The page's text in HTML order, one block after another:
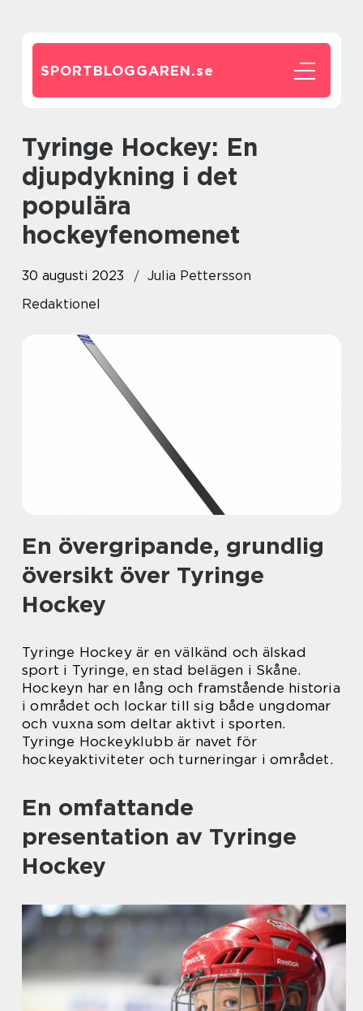
SPORTBLOGGAREN.se
Tyringe Hockey: En
djupdykning i det
populära
hockeyfenomenet
30 augusti 2023
Julia Pettersson
Redaktionel
En övergripande, grundlig
översikt över Tyringe
Hockey
Tyringe Hockey är en välkänd och älskad
sport i Tyringe, en stad belägen i Skåne.
Hockeyn har en lång och framstående historia
i området och lockar till sig både ungdomar
och vuxna som deltar aktivt i sporten.
Tyringe Hockeyklubb är navet för
hockeyaktiviteter och turneringar i området.
En omfattande
presentation av Tyringe
Hockey